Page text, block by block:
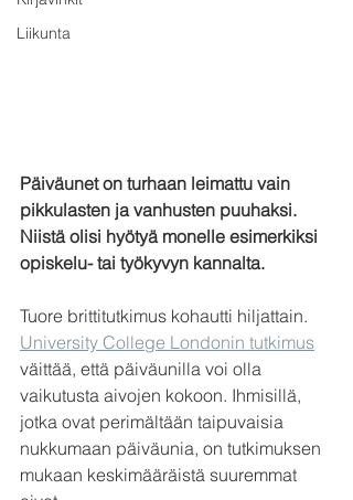
Liikunta
Päiväunet on turhaan leimattu vain
pikkulasten ja vanhusten puuhaksi.
Niistä olisi hyötyä monelle esimerkiksi
opiskelu- tai työkyvyn kannalta.
Tuore brittitutkimus kohautti hiljattain.
University College Londonin tutkimus
väittää, että päiväunilla voi olla
vaikutusta aivojen kokoon. Ihmisillä,
jotka ovat perimältään taipuvaisia
nukkumaan päiväunia, on tutkimuksen
mukaan keskimääräistä suuremmat